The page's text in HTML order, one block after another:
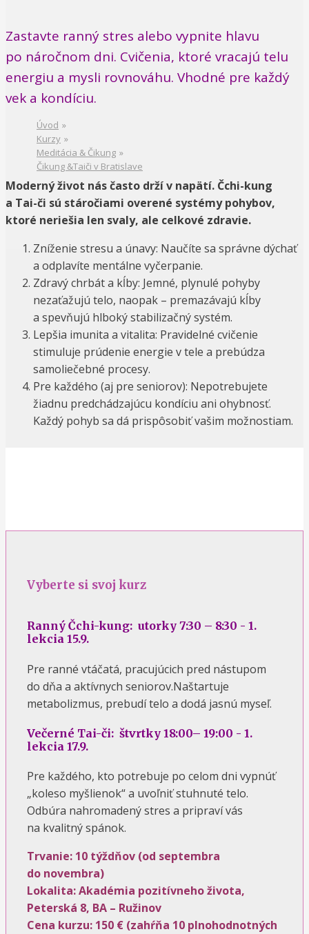
Zastavte ranný stres alebo vypnite hlavu
po náročnom dni. Cvičenia, ktoré vracajú telu
energiu a mysli rovnováhu. Vhodné pre každý
vek a kondíciu.
Úvod »
Kurzy »
Meditácia & Čikung »
Čikung &Taiči v Bratislave
Moderný život nás často drží v napätí. Čchi-kung
a Tai-či sú stáročiami overené systémy pohybov,
ktoré neriešia len svaly, ale celkové zdravie.
Zníženie stresu a únavy: Naučíte sa správne dýchať
a odplavíte mentálne vyčerpanie.
Zdravý chrbát a kĺby: Jemné, plynulé pohyby
nezaťažujú telo, naopak – premazávajú kĺby
a spevňujú hlboký stabilizačný systém.
Lepšia imunita a vitalita: Pravidelné cvičenie
stimuluje prúdenie energie v tele a prebúdza
samoliečebné procesy.
Pre každého (aj pre seniorov): Nepotrebujete
žiadnu predchádzajúcu kondíciu ani ohybnosť.
Každý pohyb sa dá prispôsobiť vašim možnostiam.
Vyberte si svoj kurz
Ranný Čchi-kung: utorky 7:30 – 8:30 - 1.
lekcia 15.9.
Pre ranné vtáčatá, pracujúcich pred nástupom
do dňa a aktívnych seniorov.Naštartuje
metabolizmus, prebudí telo a dodá jasnú myseľ.
Večerné Tai-či: štvrtky 18:00– 19:00 - 1.
lekcia 17.9.
Pre každého, kto potrebuje po celom dni vypnúť
„koleso myšlienok“ a uvoľniť stuhnuté telo.
Odbúra nahromadený stres a pripraví vás
na kvalitný spánok.
Trvanie: 10 týždňov (od septembra
do novembra)
Lokalita: Akadémia pozitívneho života,
Peterská 8, BA – Ružinov
Cena kurzu: 150 € (zahŕňa 10 plnohodnotných